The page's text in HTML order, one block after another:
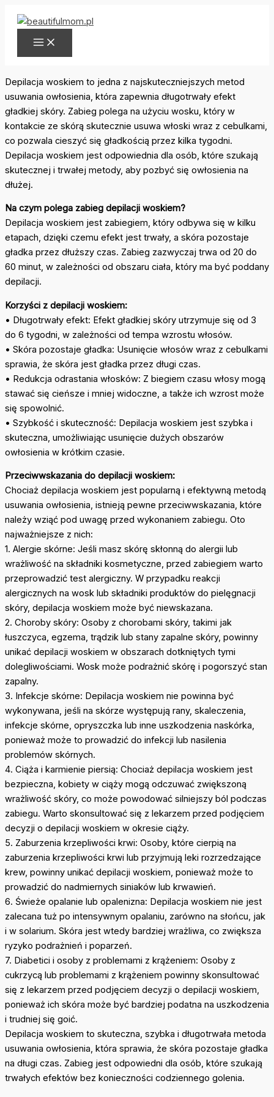
Przejdź
Depilacja woskiem to jedna z najskuteczniejszych metod
usuwania owłosienia, która zapewnia długotrwały efekt
gładkiej skóry. Zabieg polega na użyciu wosku, który w
kontakcie ze skórą skutecznie usuwa włoski wraz z cebulkami,
co pozwala cieszyć się gładkością przez kilka tygodni.
Depilacja woskiem jest odpowiednia dla osób, które szukają
skutecznej i trwałej metody, aby pozbyć się owłosienia na
dłużej.
Na czym polega zabieg depilacji woskiem?
Depilacja woskiem jest zabiegiem, który odbywa się w kilku
etapach, dzięki czemu efekt jest trwały, a skóra pozostaje
gładka przez dłuższy czas. Zabieg zazwyczaj trwa od 20 do
60 minut, w zależności od obszaru ciała, który ma być poddany
depilacji.
Korzyści z depilacji woskiem:
• Długotrwały efekt: Efekt gładkiej skóry utrzymuje się od 3
do 6 tygodni, w zależności od tempa wzrostu włosów.
• Skóra pozostaje gładka: Usunięcie włosów wraz z cebulkami
sprawia, że skóra jest gładka przez długi czas.
• Redukcja odrastania włosków: Z biegiem czasu włosy mogą
stawać się cieńsze i mniej widoczne, a także ich wzrost może
się spowolnić.
• Szybkość i skuteczność: Depilacja woskiem jest szybka i
skuteczna, umożliwiając usunięcie dużych obszarów
owłosienia w krótkim czasie.
Przeciwwskazania do depilacji woskiem:
Chociaż depilacja woskiem jest popularną i efektywną metodą
usuwania owłosienia, istnieją pewne przeciwwskazania, które
należy wziąć pod uwagę przed wykonaniem zabiegu. Oto
najważniejsze z nich:
1. Alergie skórne: Jeśli masz skórę skłonną do alergii lub
wrażliwość na składniki kosmetyczne, przed zabiegiem warto
przeprowadzić test alergiczny. W przypadku reakcji
alergicznych na wosk lub składniki produktów do pielęgnacji
skóry, depilacja woskiem może być niewskazana.
2. Choroby skóry: Osoby z chorobami skóry, takimi jak
łuszczyca, egzema, trądzik lub stany zapalne skóry, powinny
unikać depilacji woskiem w obszarach dotkniętych tymi
dolegliwościami. Wosk może podrażnić skórę i pogorszyć stan
zapalny.
3. Infekcje skórne: Depilacja woskiem nie powinna być
wykonywana, jeśli na skórze występują rany, skaleczenia,
infekcje skórne, opryszczka lub inne uszkodzenia naskórka,
ponieważ może to prowadzić do infekcji lub nasilenia
problemów skórnych.
4. Ciąża i karmienie piersią: Chociaż depilacja woskiem jest
bezpieczna, kobiety w ciąży mogą odczuwać zwiększoną
wrażliwość skóry, co może powodować silniejszy ból podczas
zabiegu. Warto skonsultować się z lekarzem przed podjęciem
decyzji o depilacji woskiem w okresie ciąży.
5. Zaburzenia krzepliwości krwi: Osoby, które cierpią na
zaburzenia krzepliwości krwi lub przyjmują leki rozrzedzające
krew, powinny unikać depilacji woskiem, ponieważ może to
prowadzić do nadmiernych siniaków lub krwawień.
6. Świeże opalanie lub opalenizna: Depilacja woskiem nie jest
zalecana tuż po intensywnym opalaniu, zarówno na słońcu, jak
i w solarium. Skóra jest wtedy bardziej wrażliwa, co zwiększa
ryzyko podrażnień i poparzeń.
7. Diabetici i osoby z problemami z krążeniem: Osoby z
cukrzycą lub problemami z krążeniem powinny skonsultować
się z lekarzem przed podjęciem decyzji o depilacji woskiem,
ponieważ ich skóra może być bardziej podatna na uszkodzenia
i trudniej się goić.
Depilacja woskiem to skuteczna, szybka i długotrwała metoda
usuwania owłosienia, która sprawia, że skóra pozostaje gładka
na długi czas. Zabieg jest odpowiedni dla osób, które szukają
trwałych efektów bez konieczności codziennego golenia.